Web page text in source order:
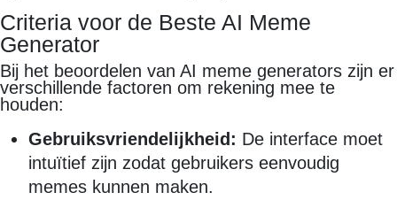
Criteria voor de Beste AI Meme
Generator
Bij het beoordelen van AI meme generators zijn er
verschillende factoren om rekening mee te
houden:
Gebruiksvriendelijkheid: De interface moet
intuïtief zijn zodat gebruikers eenvoudig
memes kunnen maken.